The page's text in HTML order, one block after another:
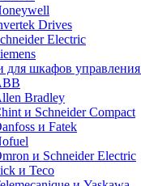
Drives
Electric
для шкафов управления
Bradley
и Schneider Compact
и Fatek
и Schneider Electric
и Teco